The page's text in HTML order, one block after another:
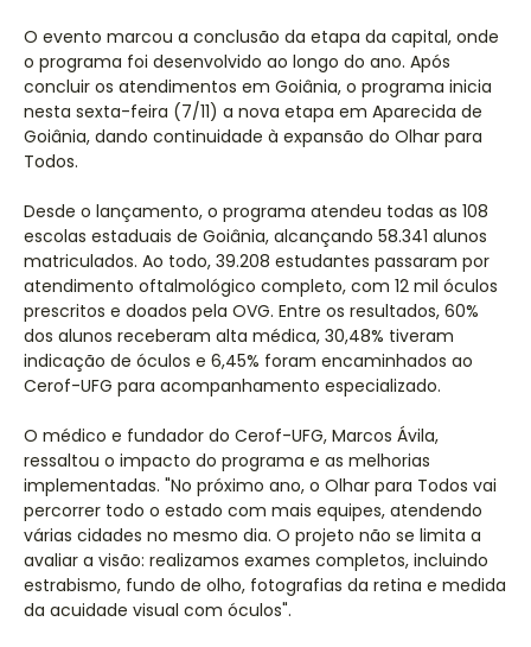
O evento marcou a conclusão da etapa da capital, onde
o programa foi desenvolvido ao longo do ano. Após
concluir os atendimentos em Goiânia, o programa inicia
nesta sexta-feira (7/11) a nova etapa em Aparecida de
Goiânia, dando continuidade à expansão do Olhar para
Todos.
Desde o lançamento, o programa atendeu todas as 108
escolas estaduais de Goiânia, alcançando 58.341 alunos
matriculados. Ao todo, 39.208 estudantes passaram por
atendimento oftalmológico completo, com 12 mil óculos
prescritos e doados pela OVG. Entre os resultados, 60%
dos alunos receberam alta médica, 30,48% tiveram
indicação de óculos e 6,45% foram encaminhados ao
Cerof-UFG para acompanhamento especializado.
O médico e fundador do Cerof-UFG, Marcos Ávila,
ressaltou o impacto do programa e as melhorias
implementadas. "No próximo ano, o Olhar para Todos vai
percorrer todo o estado com mais equipes, atendendo
várias cidades no mesmo dia. O projeto não se limita a
avaliar a visão: realizamos exames completos, incluindo
estrabismo, fundo de olho, fotografias da retina e medida
da acuidade visual com óculos".